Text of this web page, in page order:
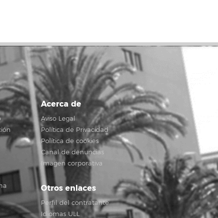
Acerca de
Aviso Legal
Política de Privacidad
Política de cookies
Canal de denuncias
Imagen corporativa
Otros enlaces
Perfil del contratante
Idiomas ULL